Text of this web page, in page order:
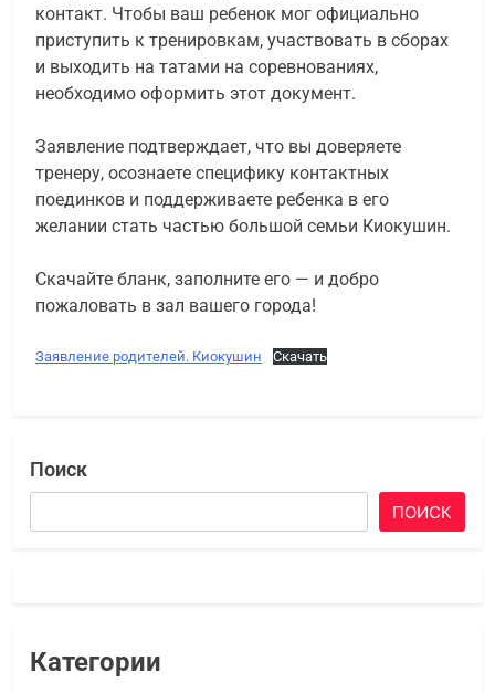
контакт. Чтобы ваш ребенок мог официально
приступить к тренировкам, участвовать в сборах
и выходить на татами на соревнованиях,
необходимо оформить этот документ.
Заявление подтверждает, что вы доверяете
тренеру, осознаете специфику контактных
поединков и поддерживаете ребенка в его
желании стать частью большой семьи Киокушин.
Скачайте бланк, заполните его — и добро
пожаловать в зал вашего города!
Заявление родителей. Киокушин Скачать
Поиск
ПОИСК
Категории